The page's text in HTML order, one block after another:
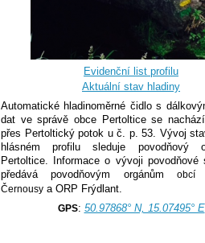
Evidenční list profilu
Aktuální stav hladiny
Automatické hladinoměrné čidlo s
dat ve správě obce Pertoltice se
přes Pertoltický potok u č. p. 53. Vývoj
hlásném profilu sleduje povodňový
Pertoltice.
Informace o vývoji povodňové
předává povodňovým orgánůmobcí
Černousy a ORP Frýdlant.
GPS: 50.97868° N, 15.07495° E